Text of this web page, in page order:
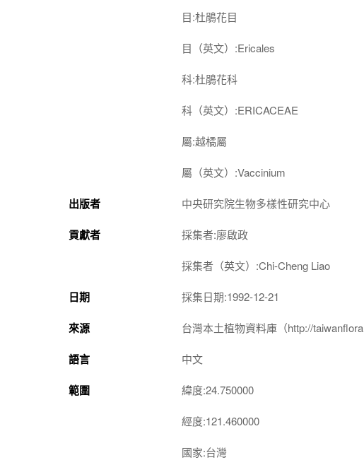
目:杜鵑花目
目（英文）:Ericales
科:杜鵑花科
科（英文）:ERICACEAE
屬:越橘屬
屬（英文）:Vaccinium
出版者 中央研究院生物多樣性研究中心
貢獻者 採集者:廖啟政
採集者（英文）:Chi-Cheng Liao
日期 採集日期:1992-12-21
來源 台灣本土植物資料庫（http://
語言 中文
範圍 緯度:24.750000
經度:121.460000
國家:台灣